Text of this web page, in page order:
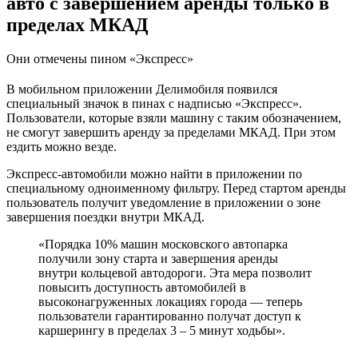
пределах МКАД
Они отмечены пином «Экспресс»
В мобильном приложении Делимобиля появился
специальный значок в пинах с надписью «Экспресс».
Пользователи, которые взяли машину с таким обозначением,
не смогут завершить аренду за пределами МКАД. При этом
ездить можно везде.
Экспресс-автомобили можно найти в приложении по
специальному одноименному фильтру. Перед стартом аренды
пользователь получит уведомление в приложении о зоне
завершения поездки внутри МКАД.
«Порядка 10% машин московского автопарка
получили зону старта и завершения аренды
внутри кольцевой автодороги. Эта мера позволит
повысить доступность автомобилей в
высоконагруженных локациях города — теперь
пользователи гарантированно получат доступ к
каршерингу в пределах 3 – 5 минут ходьбы».